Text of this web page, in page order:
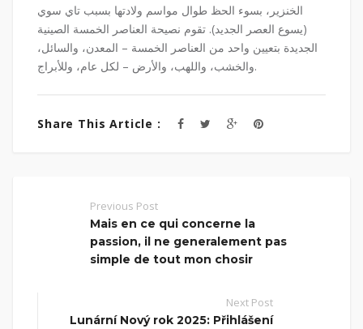
الخنزير، بسوء الحظ طوال مواسم ولادتها بسبب تاي سوي
(يسوع العصر الجديد). تقوم نصيحة العناصر الخمسة الصينية
الجديدة بتعيين واحد من العناصر الخمسة – المعدن، والسائل،
والخشب، واللهب، والأرض – لكل عام، وللأبراج.
Share This Article :
Previous Post
Mais en ce qui concerne la
passion, il ne generalement pas
simple de tout mon chosir
Next Post
Lunární Nový rok 2025: Přihlášení